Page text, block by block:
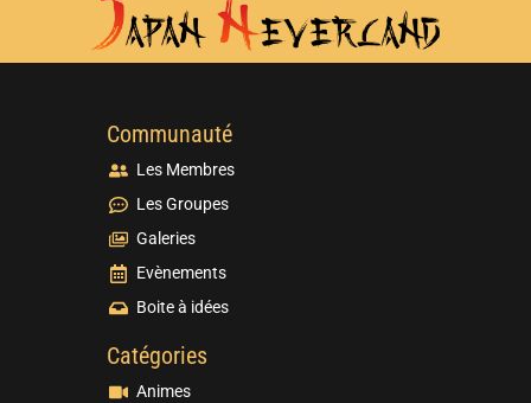
Communauté
Les Membres
Les Groupes
Galeries
Evènements
Boite à idées
Catégories
Animes